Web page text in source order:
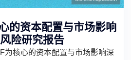
的资本配置与市场影响
险研究报告
为核心的资本配置与市场影响深